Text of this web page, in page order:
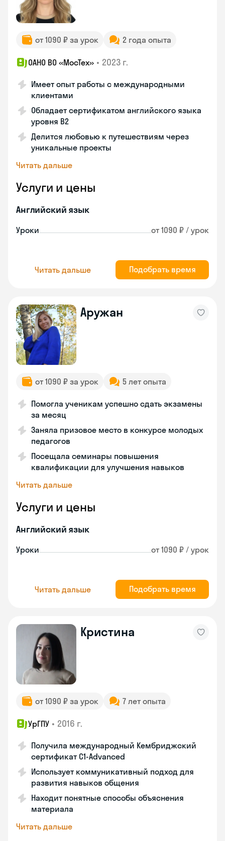
от 1090 ₽ за урок 2 года опыта
ОАНО ВО «МосТех» • 2023 г.
Имеет опыт работы с международными
клиентами
Обладает сертификатом английского языка
уровня B2
Делится любовью к путешествиям через
уникальные проекты
Читать дальше
Услуги и цены
Английский язык
Уроки от 1090 ₽ / урок
Читать дальше Подобрать время
Аружан
от 1090 ₽ за урок 5 лет опыта
Помогла ученикам успешно сдать экзамены
за месяц
Заняла призовое место в конкурсе молодых
педагогов
Посещала семинары повышения
квалификации для улучшения навыков
Читать дальше
Услуги и цены
Английский язык
Уроки от 1090 ₽ / урок
Читать дальше Подобрать время
Кристина
от 1090 ₽ за урок 7 лет опыта
УрГПУ • 2016 г.
Получила международный Кембриджский
сертификат С1-Advanced
Использует коммуникативный подход для
развития навыков общения
Находит понятные способы объяснения
материала
Читать дальше